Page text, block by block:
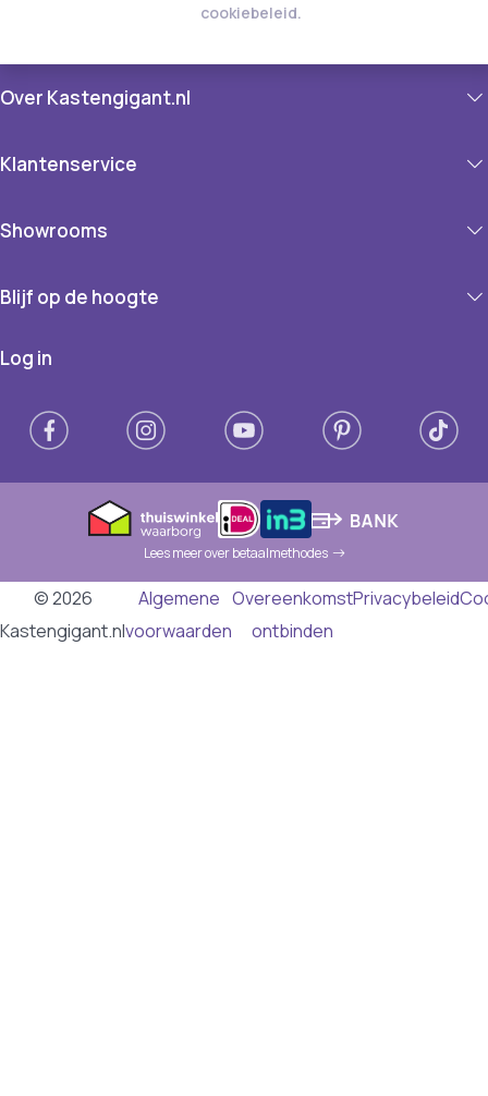
cookiebeleid.
Over Kastengigant.nl
Klantenservice
Showrooms
Blijf op de hoogte
Log in
Lees meer over betaalmethodes
© 2026
Kastengigant.nl
Algemene
voorwaarden
Overeenkomst
ontbinden
Privacybeleid